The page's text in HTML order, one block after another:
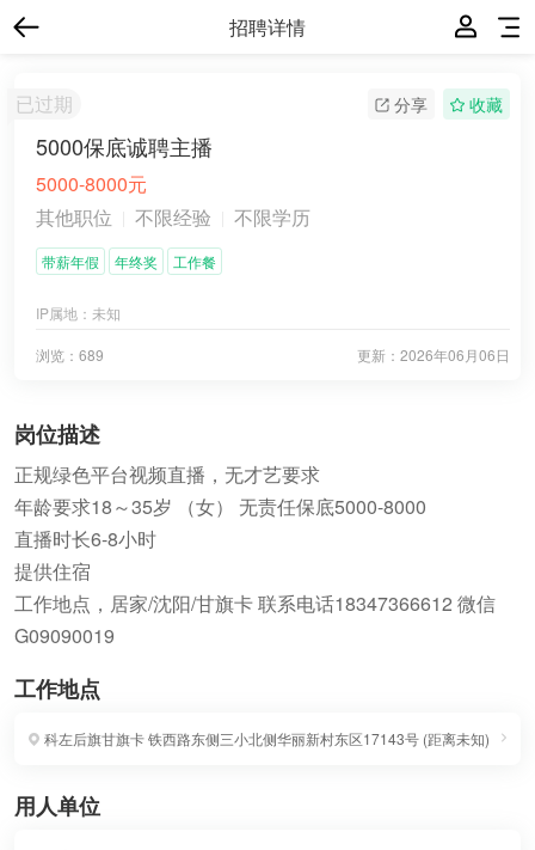
招聘详情
分享 收藏
已过期
5000保底诚聘主播
5000-8000元
其他职位
不限经验 不限学历
带薪年假 年终奖 工作餐
IP属地： 未知
更新： 2026年06月06日
浏览：689
岗位描述
正规绿色平台视频直播，无才艺要求
年龄要求18～35岁 （女） 无责任保底5000-8000
直播时长6-8小时
提供住宿
工作地点，居家/沈阳/甘旗卡 联系电话18347366612 微信
G09090019
工作地点
科左后旗甘旗卡铁西路东侧三小北侧华丽新村东区17143号 (距离未知)
用人单位